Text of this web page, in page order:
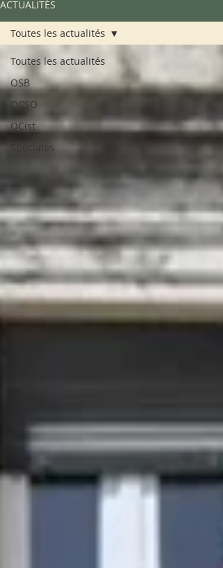
ACTUALITÉS
Toutes les actualités
OSB
OCSO
OCist
Spéciales
Toutes les actualités